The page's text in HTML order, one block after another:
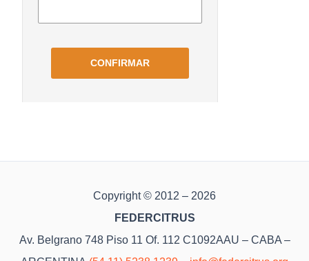
Copyright © 2012 – 2026
FEDERCITRUS
Av. Belgrano 748 Piso 11 Of. 112 C1092AAU – CABA –